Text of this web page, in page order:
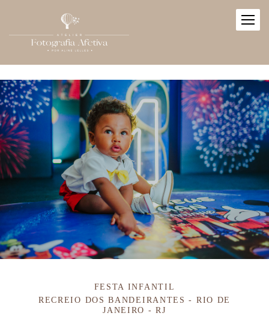
FESTA INFANTIL
RECREIO DOS BANDEIRANTES - RIO DE
JANEIRO - RJ